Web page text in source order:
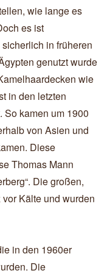
wie lange es
es ist
in früheren
genutzt wurde
wie
in den letzten
So kamen um 1900
von Asien und
Diese
Thomas Mann
Die großen,
Kälte und wurden
in den 1960er
Die